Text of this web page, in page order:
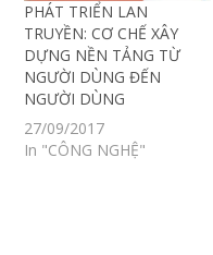
PHÁT TRIỂN LAN
TRUYỀN: CƠ CHẾ XÂY
DỰNG NỀN TẢNG TỪ
NGƯỜI DÙNG ĐẾN
NGƯỜI DÙNG
27/09/2017
In "CÔNG NGHỆ"